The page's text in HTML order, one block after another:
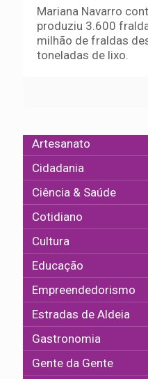
Mariana Navarro
produziu 3.600
milhão de fraldas
toneladas de lixo.
Artesanato
Cidadania
Ciência & Saúde
Cotidiano
Cultura
Educação
Empreendedorismo
Estradas de Aldeia
Gastronomia
Gente da Gente